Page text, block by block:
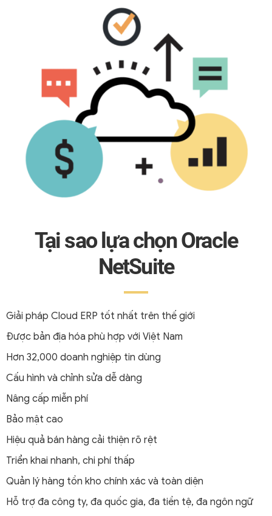
Tại sao lựa chọn Oracle
NetSuite
Giải pháp Cloud ERP tốt nhất trên thế giới
Được bản địa hóa phù hợp với Việt Nam
Hơn 32,000 doanh nghiệp tin dùng
Cấu hình và chỉnh sửa dễ dàng
Nâng cấp miễn phí
Bảo mật cao
Hiệu quả bán hàng cải thiện rõ rệt
Triển khai nhanh, chi phí thấp
Quản lý hàng tồn kho chính xác và toàn diện
Hỗ trợ đa công ty, đa quốc gia, đa tiền tệ, đa ngôn ngữ